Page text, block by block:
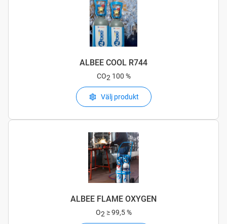
ALBEE COOL R744
CO2 100 %
Välj produkt
ALBEE FLAME OXYGEN
O2 ≥ 99,5 %